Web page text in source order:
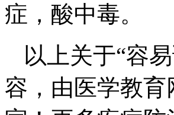
症，酸中毒。
以上关于“容
容，由医学教